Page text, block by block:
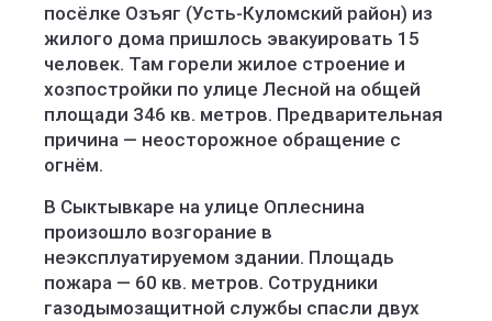
посёлке Озъяг (Усть-Куломский район) из
жилого дома пришлось эвакуировать 15
человек. Там горели жилое строение и
хозпостройки по улице Лесной на общей
площади 346 кв. метров. Предварительная
причина — неосторожное обращение с
огнём.
В Сыктывкаре на улице Оплеснина
произошло возгорание в
неэксплуатируемом здании. Площадь
пожара — 60 кв. метров. Сотрудники
газодымозащитной службы спасли двух